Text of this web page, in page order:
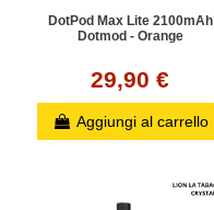
DotPod Max Lite 2100mAh
Dotmod - Orange
29,90 €
Aggiungi al carrello